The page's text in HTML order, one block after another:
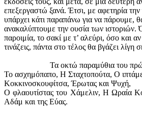
επεξεργαστώ ξανά. Έτσι, με αφετηρία την
υπάρχει κάτι παραπάνω για να πάρουμε,
ανακαλύπτουμε την ουσία των ιστοριών.
παροιμία, το σακί με τ’ αλεύρι, όσο και
τινάζεις, πάντα στο τέλος θα βγάζει λίγη
Τα οκτώ παραμύθια του
Το ασχημόπαπο, Η Σταχτοπούτα, Ο
Κοκκινοσκουφίτσα, Έρωτας και Ψυχή,
Ο φλαουτίστας του Χάμελιν, Η Ωραία
Αδάμ και της Εύας.